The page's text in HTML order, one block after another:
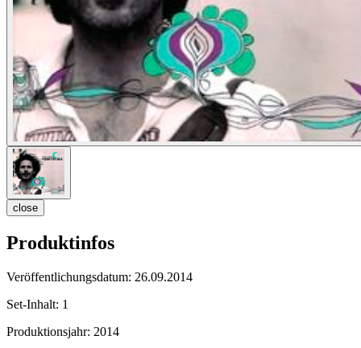
close
Produktinfos
Veröffentlichungsdatum: 26.09.2014
Set-Inhalt: 1
Produktionsjahr: 2014